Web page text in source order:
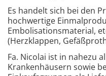
Es handelt sich bei den
hochwertige
Embolisationsmaterial,
(Herzklappen,
Fa. Nicolai ist in nahezu
Krankenhäusern sowie